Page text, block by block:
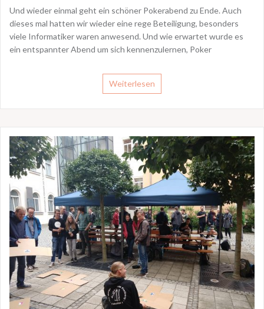
Und wieder einmal geht ein schöner Pokerabend zu Ende. Auch
dieses mal hatten wir wieder eine rege Beteiligung, besonders
viele Informatiker waren anwesend. Und wie erwartet wurde es
ein entspannter Abend um sich kennenzulernen, Poker
Weiterlesen